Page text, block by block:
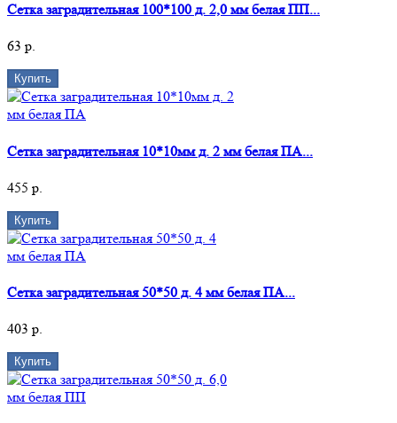
Сетка заградительная 100*100 д. 2,0 мм белая ПП...
63 р.
Купить
Сетка заградительная 10*10мм д. 2 мм белая ПА...
455 р.
Купить
Сетка заградительная 50*50 д. 4 мм белая ПА...
403 р.
Купить